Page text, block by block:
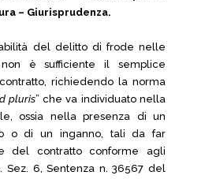
– Giurisprudenza.
del delitto di frode nelle
è sufficiente il semplice
richiedendo la norma
pluris” che va individuato nella
ossia nella presenza di un
o di un inganno, tali da far
del contratto conforme agli
Sez. 6, Sentenza n. 36567 del